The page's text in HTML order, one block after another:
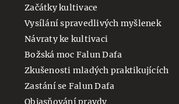
Začátky kultivace
Vysílání spravedlivých myšlenek
Návraty ke kultivaci
Božská moc Falun Dafa
Zkušenosti mladých praktikujících
Zastání se Falun Dafa
Objasňování pravdy